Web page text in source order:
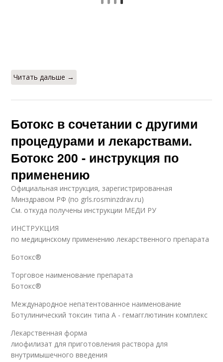
Читать дальше →
Ботокс в сочетании с другими
процедурами и лекарствами.
Ботокс 200 - инструкция по
применению
Официальная инструкция, зарегистрированная
Минздравом РФ (по grls.rosminzdrav.ru)
См. откуда получены инструкции МЕДИ РУ
ИНСТРУКЦИЯ
по медицинскому применению лекарственного препарата
Ботокс®
Торговое наименование препарата
Ботокс®
Международное непатентованное наименование
Ботулинический токсин типа A - гемагглютинин комплекс
Лекарственная форма
лиофилизат для приготовления раствора для
внутримышечного введения